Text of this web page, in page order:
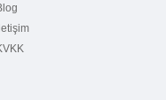
İletişim